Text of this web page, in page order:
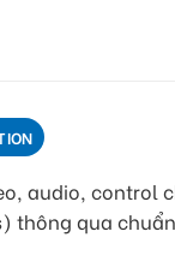
audio, control
qua chuẩn